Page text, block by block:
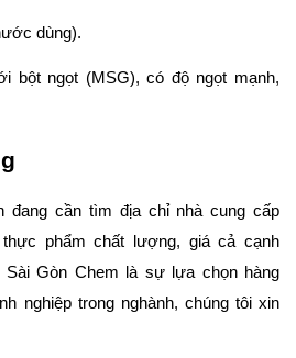
dùng).
bột ngọt (MSG), có độ ngọt mạnh,
đang cần tìm địa chỉ nhà cung cấp
phẩm chất lượng, giá cả cạnh
Gòn Chem là sự lựa chọn hàng
nghiệp trong nghành, chúng tôi xin